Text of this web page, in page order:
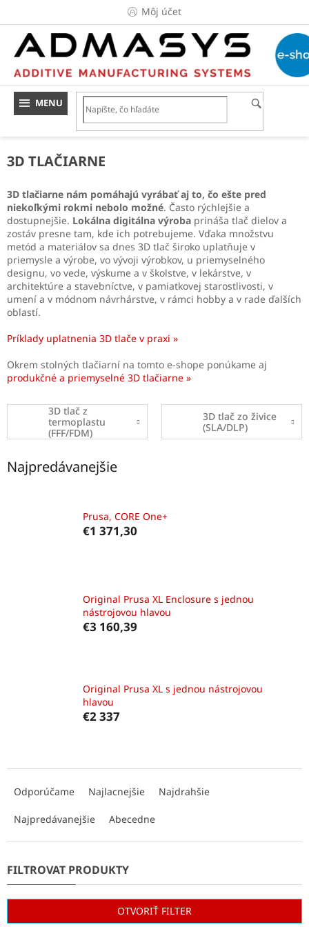
obsah
Môj účet
HĽADAŤ
3D TLAČIARNE
3D tlačiarne nám pomáhajú vyrábať aj to, čo ešte pred
niekoľkými rokmi nebolo možné. Často rýchlejšie a
dostupnejšie. Lokálna digitálna výroba prináša tlač dielov a
zostáv presne tam, kde ich potrebujeme. Vďaka množstvu
metód a materiálov sa dnes 3D tlač široko uplatňuje v
priemysle a výrobe, vo vývoji výrobkov, u priemyselného
designu, vo vede, výskume a v školstve, v lekárstve, v
architektúre a stavebníctve, v pamiatkovej starostlivosti, v
umení a v módnom návrhárstve, v rámci hobby a v rade ďalších
oblastí.
Príklady uplatnenia 3D tlače v praxi »
Okrem stolných tlačiarní na tomto e-shope ponúkame aj
produkčné a priemyselné 3D tlačiarne »
3D tlač z
termoplastu
(FFF/FDM)
3D tlač zo živice
(SLA/DLP)
Najpredávanejšie
Prusa, CORE One+
€1 371,30
Original Prusa XL Enclosure s jednou
nástrojovou hlavou
€3 160,39
Original Prusa XL s jednou nástrojovou
hlavou
€2 337
R
n
e
p
r
Odporúčame Najlacnejšie Najdrahšie
Najpredávanejšie Abecedne
OTVORIŤ FILTER